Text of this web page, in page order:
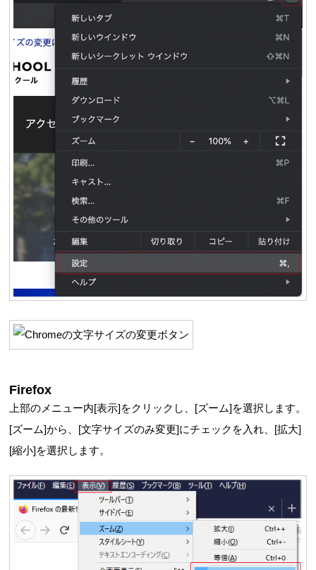
Firefox
上部のメニュー内[表示]をクリックし、[ズーム]を選択します。
[ズーム]から、[文字サイズのみ変更]にチェックを入れ、[拡大]
[縮小]を選択します。